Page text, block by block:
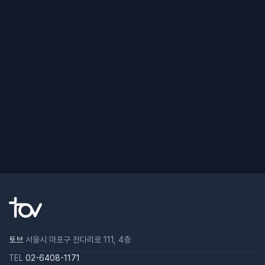
토브 서울시 마포구 잔다리로 111, 4층
TEL 02-6408-1171